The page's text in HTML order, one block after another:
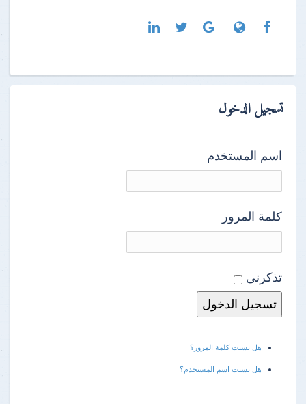
تسجيل الدخول
اسم المستخدم
كلمة المرور
تذكرنى
هل نسيت كلمة المرور؟
هل نسيت اسم المستخدم؟